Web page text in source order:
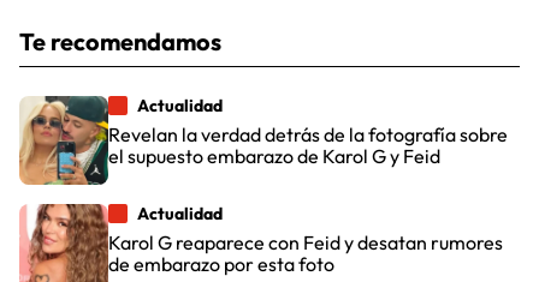
Te recomendamos
Actualidad
Revelan la verdad detrás de la fotografía sobre
el supuesto embarazo de Karol G y Feid
Actualidad
Karol G reaparece con Feid y desatan rumores
de embarazo por esta foto